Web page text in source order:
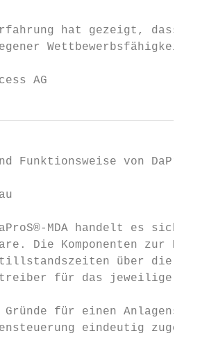
hat gezeigt, dass
Wettbewerbsfähigkeit
AG
Funktionsweise von DaProS®-
MDA handelt es sich
Die Komponenten zur
über die
für das jeweilige
Gründe für einen
eindeutig